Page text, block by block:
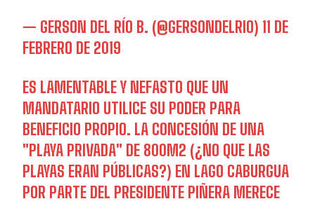
— GERSON DEL RÍO B. (@GERSONDELRIO)11 DE
FEBRERO DE 2019
ES LAMENTABLE Y NEFASTO QUE UN
MANDATARIO UTILICE SU PODER PARA
BENEFICIO PROPIO. LA CONCESIÓN DE UNA
"PLAYA PRIVADA" DE 800M2 (¿NO QUE LAS
PLAYAS ERAN PÚBLICAS?) EN LAGO CABURGUA
POR PARTE DEL PRESIDENTE PIÑERA MERECE